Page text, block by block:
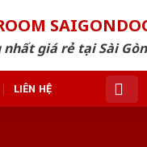
giá rẻ tại Sài
LIÊN HỆ